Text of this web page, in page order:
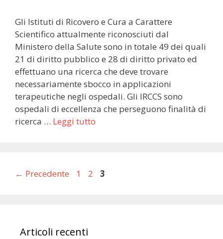
Gli Istituti di Ricovero e Cura a Carattere
Scientifico attualmente riconosciuti dal
Ministero della Salute sono in totale 49 dei quali
21 di diritto pubblico e 28 di diritto privato ed
effettuano una ricerca che deve trovare
necessariamente sbocco in applicazioni
terapeutiche negli ospedali. Gli IRCCS sono
ospedali di eccellenza che perseguono finalità di
ricerca … Leggi tutto
← Precedente Pagina
1 Pagina
2 Pagina
3
Articoli recenti